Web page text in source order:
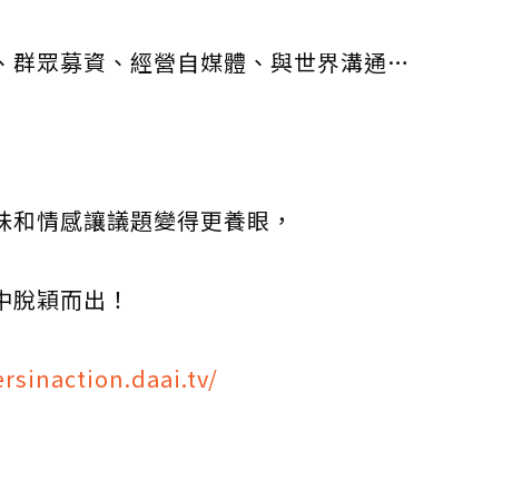
群眾募資、經營自媒體、與世界溝通…
情感讓議題變得更養眼，
穎而出！